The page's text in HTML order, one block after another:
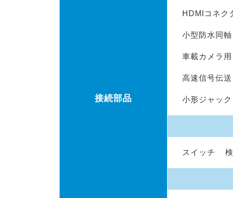
接続部品
HDMIコネク
小型防水同
車載カメラ
高速信号伝
小形ジャック
スイッチ